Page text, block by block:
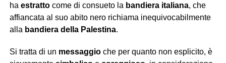
ha estrattocome di consueto la bandiera italiana, che
affiancata al suo abito nero richiama inequivocabilmente
alla bandiera della Palestina.
Si tratta di un messaggioche per quanto non esplicito, è